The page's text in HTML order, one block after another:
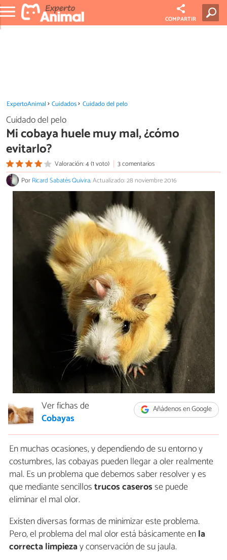
COMPARTIR
ExpertoAnimal Cuidados Cuidado del pelo
Cuidado del pelo
Mi cobaya huele muy mal, ¿cómo
evitarlo?
Valoración: 4 (1 voto)
3 comentarios
PorRicard Sabatés Quivira.Actualizado: 28 noviembre 2016
Añádenos en Google
Ver fichas de
Cobayas
En muchas ocasiones, y dependiendo de su entorno y
costumbres, las cobayas pueden llegar a oler realmente
mal. Es un problema que debemos saber resolver y es
que mediante sencillostrucos caserosse puede
eliminar el mal olor.
Existen diversas formas de minimizar este problema.
Pero, el problema del mal olor está básicamente enla
correcta limpiezay conservación de su jaula.